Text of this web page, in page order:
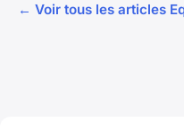
← Voir tous les articles